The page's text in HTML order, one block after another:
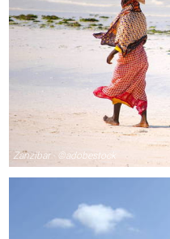
Zanzibar - ©adobestock